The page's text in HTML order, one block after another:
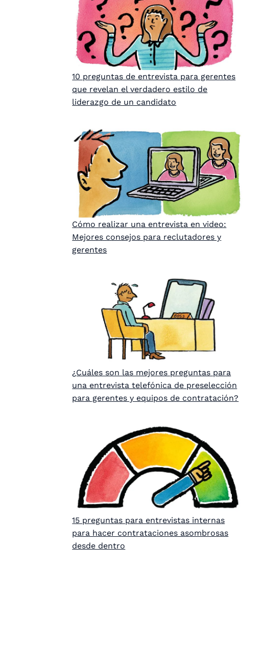
10 preguntas de entrevista para gerentes
que revelan el verdadero estilo de
liderazgo de un candidato
Cómo realizar una entrevista en video:
Mejores consejos para reclutadores y
gerentes
¿Cuáles son las mejores preguntas para
una entrevista telefónica de preselección
para gerentes y equipos de contratación?
15 preguntas para entrevistas internas
para hacer contrataciones asombrosas
desde dentro